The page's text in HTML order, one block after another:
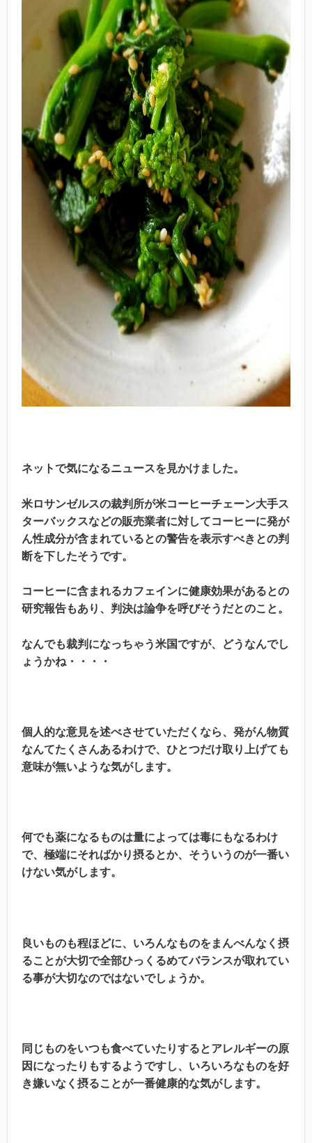
ネットで気になるニュースを見かけました。
米ロサンゼルスの裁判所が米コーヒーチェーン大手ス
ターバックスなどの販売業者に対してコーヒーに発が
ん性成分が含まれているとの警告を表示すべきとの判
断を下したそうです。
コーヒーに含まれるカフェインに健康効果があるとの
研究報告もあり、判決は論争を呼びそうだとのこと。
なんでも裁判になっちゃう米国ですが、どうなんでし
ょうかね・・・・
個人的な意見を述べさせていただくなら、発がん物質
なんてたくさんあるわけで、ひとつだけ取り上げても
意味が無いような気がします。
何でも薬になるものは量によっては毒にもなるわけ
で、極端にそればかり摂るとか、そういうのが一番い
けない気がします。
良いものも程ほどに、いろんなものをまんべんなく摂
ることが大切で全部ひっくるめてバランスが取れてい
る事が大切なのではないでしょうか。
同じものをいつも食べていたりするとアレルギーの原
因になったりもするようですし、いろいろなものを好
き嫌いなく摂ることが一番健康的な気がします。